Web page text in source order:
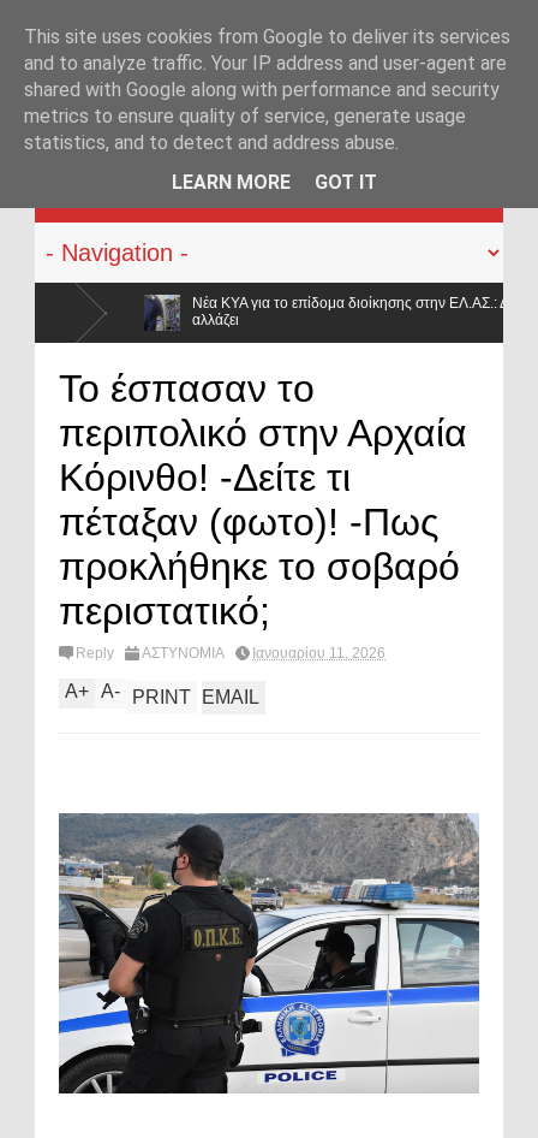
KATEHACKER
για το επίδομα διοίκησης στην ΕΛ.ΑΣ.: Διευρύνονται οι δικαιούχοι – Τι
Το έσπασαν το
περιπολικό στην Αρχαία
Κόρινθο! -Δείτε τι
πέταξαν (φωτο)! -Πως
προκλήθηκε το σοβαρό
περιστατικό;
Reply ΑΣΤΥΝΟΜΙΑ Ιανουαρίου 11, 2026
A+ A- PRINT EMAIL
This site uses cookies from Google to deliver its services
and to analyze traffic. Your IP address and user-agent are
shared with Google along with performance and security
metrics to ensure quality of service, generate usage
statistics, and to detect and address abuse.
LEARN MORE
GOT IT